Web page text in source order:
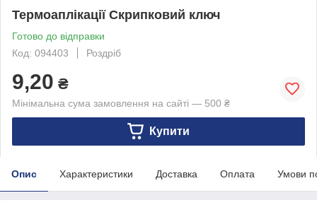
Термоаплікації Скрипковий ключ
Готово до відправки
Код: 094403
Роздріб
9,20 ₴
Мінімальна сума замовлення на сайті — 500 ₴
Купити
Опис Характеристики Доставка Оплата Умови